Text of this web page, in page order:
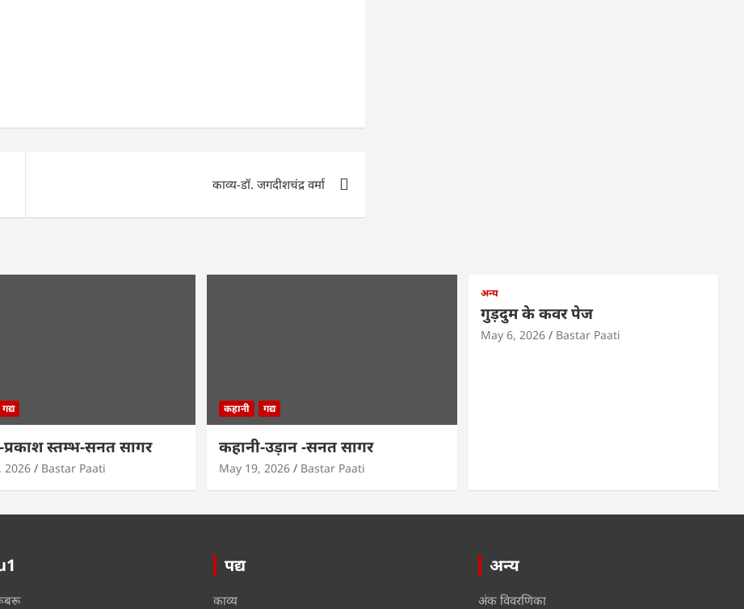
काव्य-डॉ. जगदीशचंद्र वर्मा
गद्य
प्रकाश स्तम्भ-सनत सागर
2026 Bastar Paati
कहानी गद्य
कहानी-उड़ान -सनत सागर
May 19, 2026 Bastar Paati
अन्य
गुड़दुम के कवर पेज
May 6, 2026 Bastar Paati
पद्य
काव्य
अन्य
अंक विवरणिका